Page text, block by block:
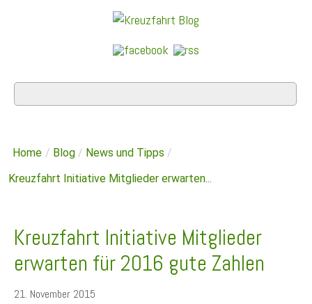
Home / Blog / News und Tipps /
Kreuzfahrt Initiative Mitglieder erwarten...
Kreuzfahrt Initiative Mitglieder
erwarten für 2016 gute Zahlen
21. November 2015